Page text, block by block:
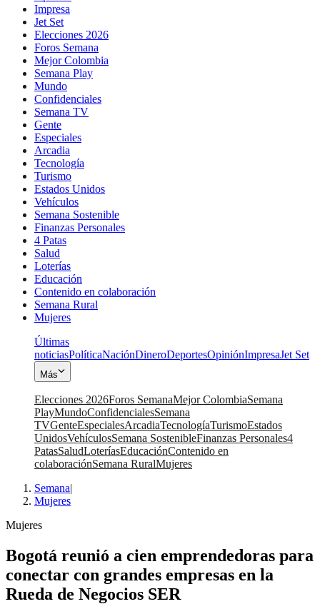
Impresa
Jet Set
Elecciones 2026
Foros Semana
Mejor Colombia
Semana Play
Mundo
Confidenciales
Semana TV
Gente
Especiales
Arcadia
Tecnología
Turismo
Estados Unidos
Vehículos
Semana Sostenible
Finanzas Personales
4 Patas
Salud
Loterías
Educación
Contenido en colaboración
Semana Rural
Mujeres
Últimas
noticiasPolíticaNaciónDineroDeportesOpiniónImpresaJet Set
Más
Elecciones 2026Foros SemanaMejor ColombiaSemana
PlayMundoConfidencialesSemana
TVGenteEspecialesArcadiaTecnologíaTurismoEstados
UnidosVehículosSemana SostenibleFinanzas Personales4
PatasSaludLoteríasEducaciónContenido en
colaboraciónSemana RuralMujeres
Semana|
Mujeres
Mujeres
Bogotá reunió a cien emprendedoras para
conectar con grandes empresas en la
Rueda de Negocios SER